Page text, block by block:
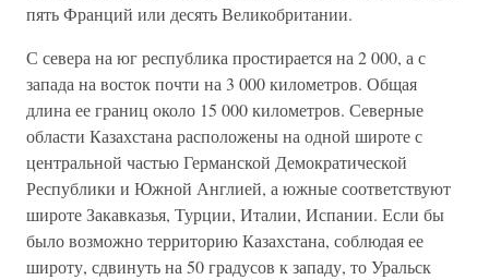
пять Франций или десять Великобритании.
С севера на юг республика простирается на 2 000, а с
запада на восток почти на 3 000 километров. Общая
длина ее границ около 15 000 километров. Северные
области Казахстана расположены на одной широте с
центральной частью Германской Демократической
Республики и Южной Англией, а южные соответствуют
широте Закавказья, Турции, Италии, Испании. Если бы
было возможно территорию Казахстана, соблюдая ее
широту, сдвинуть на 50 градусов к западу, то Уральск